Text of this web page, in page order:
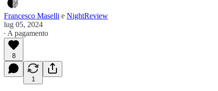
Francesco Maselli e NightReview
lug 05, 2024
∙ A pagamento
8
1